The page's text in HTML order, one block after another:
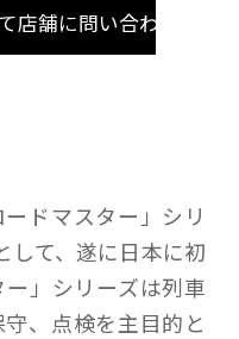
店舗に問い合わせる
ドマスター」シリ
して、遂に日本に初
」シリーズは列車
、点検を主目的と